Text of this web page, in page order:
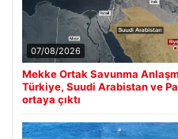
07/08/2026
Mekke Ortak Savunma
Türkiye, Suudi Arabistan ve
ortaya çıktı